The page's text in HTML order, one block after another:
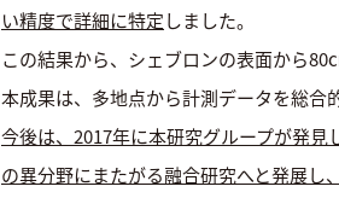
い精度で詳細に特定しました。
この結果から、シェブロンの表面から
本成果は、多地点から計測データを総合
今後は、2017年に本研究グループが発
の異分野にまたがる融合研究へと発展